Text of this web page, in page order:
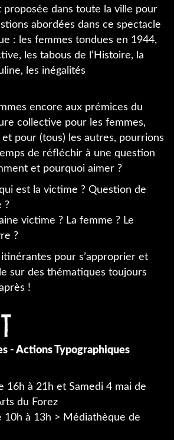
proposée dans toute la ville pour
abordées dans ce spectacle
: les femmes tondues en 1944,
les tabous de l’Histoire, la
les inégalités
encore aux prémices du
collective pour les femmes,
pour (tous) les autres, pourrions
de réfléchir à une question
et pourquoi aimer ?
est la victime ? Question de
?
victime ? La femme ? Le
?
pour s’approprier et
sur des thématiques toujours
!
- Actions Typographiques
16h à 21h et Samedi 4 mai de
du Forez
10h à 13h > Médiathèque de